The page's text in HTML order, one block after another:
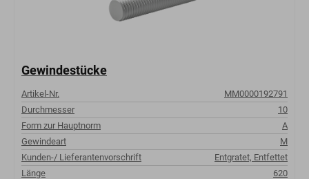
Gewindestücke
Artikel-Nr.
MM0000192791
Durchmesser
10
Form zur Hauptnorm
A
Gewindeart
M
Kunden-/ Lieferantenvorschrift
Entgratet, Entfettet
Länge
620